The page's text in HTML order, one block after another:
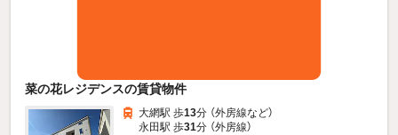
菜の花レジデンスの賃貸物件
大網駅 歩13分 （外房線など）
永田駅 歩31分 （外房線）